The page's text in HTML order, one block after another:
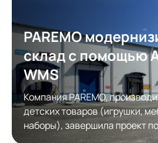
PAREMO
склад с помощью
WMS
Компания PAREMO,
детских товаров (игрушки,
наборы), завершила проект
системы управления